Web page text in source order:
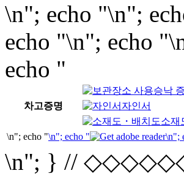
\n"; echo "\n";
echo "\n"; echo
echo "
차고증명
자인서
소재
\n"; echo "\n"; echo " \n";
\n"; } //